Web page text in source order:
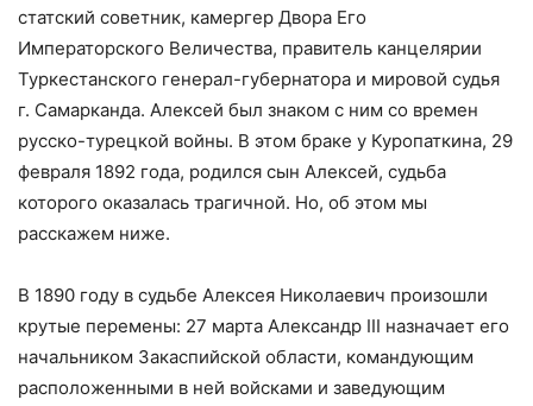
статский советник, камергер Двора Его
Императорского Величества, правитель канцелярии
Туркестанского генерал-губернатора и мировой судья
г. Самарканда. Алексей был знаком с ним со времен
русско-турецкой войны. В этом браке у Куропаткина, 29
февраля 1892 года, родился сын Алексей, судьба
которого оказалась трагичной. Но, об этом мы
расскажем ниже.
В 1890 году в судьбе Алексея Николаевич произошли
крутые перемены: 27 марта Александр III назначает его
начальником Закаспийской области, командующим
расположенными в ней войсками и заведующим